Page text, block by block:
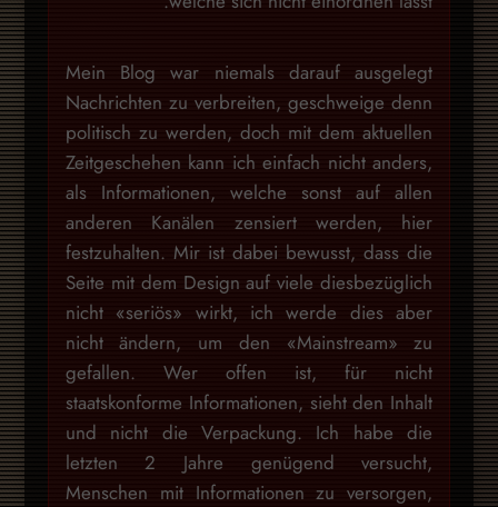
Mein Blog war niemals darauf ausgelegt
Nachrichten zu verbreiten, geschweige denn
politisch zu werden, doch mit dem aktuellen
Zeitgeschehen kann ich einfach nicht anders,
als Informationen, welche sonst auf allen
anderen Kanälen zensiert werden, hier
festzuhalten. Mir ist dabei bewusst, dass die
Seite mit dem Design auf viele diesbezüglich
nicht «seriös» wirkt, ich werde dies aber
nicht ändern, um den «Mainstream» zu
gefallen. Wer offen ist, für nicht
staatskonforme Informationen, sieht den Inhalt
und nicht die Verpackung. Ich habe die
letzten 2 Jahre genügend versucht,
Menschen mit Informationen zu versorgen,